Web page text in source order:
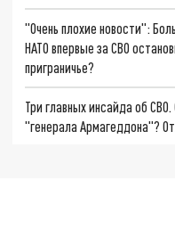
"Очень плохие новости":
НАТО впервые за СВО
приграничье?
Три главных инсайда об
"генерала Армагеддона"?